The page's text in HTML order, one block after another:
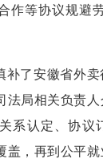
作等协议规避
补了安徽省外
法局相关负责
系认定、协议
盖，再到公平